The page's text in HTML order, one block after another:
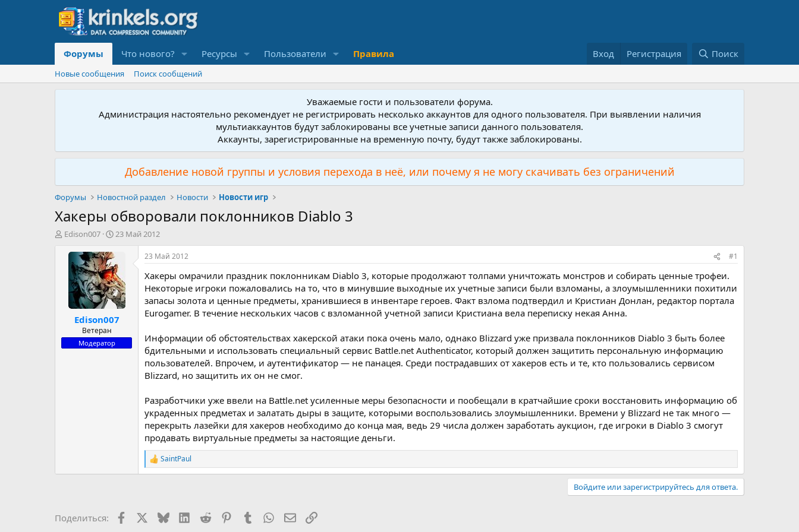
Форумы Что нового? Ресурсы Пользователи Правила Вход Регистрация Поиск
Новые сообщения Поиск сообщений
Уважаемые гости и пользователи форума.
Администрация настоятельно рекомендует не регистрировать несколько аккаунтов для одного пользователя. При выявлении наличия
мультиаккаунтов будут заблокированы все учетные записи данного пользователя.
Аккаунты, зарегистрированные на временную почту, будут также заблокированы.
Добавление новой группы и условия перехода в неё, или почему я не могу скачивать без ограничений
Форумы Новостной раздел Новости Новости игр
Хакеры обворовали поклонников Diablo 3
А
м
Edison007
Д
т
а
н
а
ч
а
л
23 Май 2012
Edison007
Ветеран
Модератор
23 Май 2012 #1
Хакеры омрачили праздник поклонникам Diablo 3, которые продолжают толпами уничтожать монстров и собирать ценные трофеи.
Некоторые игроки пожаловались на то, что в минувшие выходные их учетные записи были взломаны, а злоумышленники похитили
запасы золота и ценные предметы, хранившиеся в инвентаре героев. Факт взлома подтвердил и Кристиан Донлан, редактор портала
Eurogamer. В течение нескольких часов с взломанной учетной записи Кристиана вела переписку некая Анна.
Информации об обстоятельствах хакерской атаки пока очень мало, однако Blizzard уже призвала поклонников Diablo 3 быть более
бдительными и использовать специальный сервис Battle.net Authenticator, который должен защитить персональную информацию
пользователей. Впрочем, и аутентификатор — не панацея. Среди пострадавших от хакеров есть и те, кто пользовались сервисом
Blizzard, но защитить их он не смог.
Разработчики уже ввели на Battle.net усиленные меры безопасности и пообещали в кратчайшие сроки восстановить информацию об
украденных предметах и залатать дыры в защите, которыми воспользовались злоумышленники. Времени у Blizzard не так много —
перекрыть лазейки для хакеров необходимо до конца мая, ведь 29 числа должен заработать аукцион, где игроки в Diablo 3 смогут
продавать виртуальные предметы за настоящие деньги.
Р
е
SaintPaul
Войдите или зарегистрируйтесь для ответа.
Поделиться: FacebookX (Twitter)
BlueskyLinkedIn
Reddit PinterestTumblr WhatsApp
Электронная почта
Ссылка